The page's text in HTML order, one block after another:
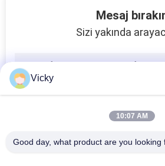
Mesaj
Sizi yakında
Vicky
10:07 AM
Good day, what product are you looking